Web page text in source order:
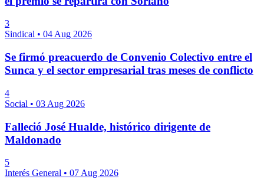
3
Sindical • 04 Aug 2026
Se firmó preacuerdo de Convenio Colectivo entre el
Sunca y el sector empresarial tras meses de conflicto
4
Social • 03 Aug 2026
Falleció José Hualde, histórico dirigente de
Maldonado
5
Interés General • 07 Aug 2026